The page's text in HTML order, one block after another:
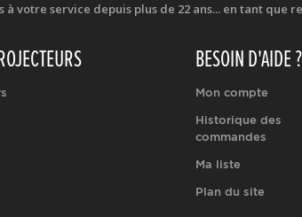
à votre service depuis plus de 22 ans... en tant
BESOIN D'AIDE ?
Mon compte
Historique des
commandes
Ma liste
Plan du site